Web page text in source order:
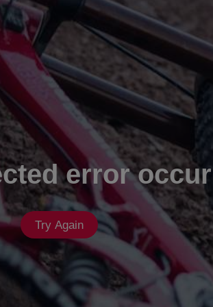
error
Try Again